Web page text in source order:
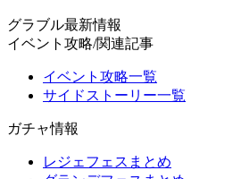
グラブル最新情報
イベント攻略/関連記事
イベント攻略一覧
サイドストーリー一覧
ガチャ情報
レジェフェスまとめ